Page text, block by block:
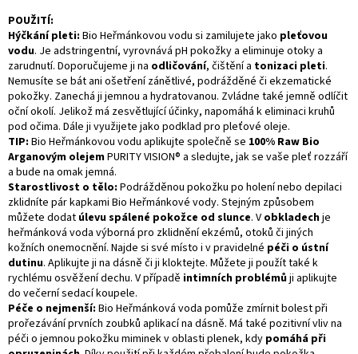
POUŽITÍ:
Hýčkání pleti: Bio Heřmánkovou vodu si zamilujete jako pleťovou
vodu. Je adstringentní, vyrovnává pH pokožky a eliminuje otoky a
zarudnutí. Doporučujeme ji na odličování, čištění a tonizaci pleti.
Nemusíte se bát ani ošetření zánětlivé, podrážděné či ekzematické
pokožky. Zanechá ji jemnou a hydratovanou. Zvládne také jemně odlíčit
oční okolí. Jelikož má zesvětlující účinky, napomáhá k eliminaci kruhů
pod očima. Dále ji využijete jako podklad pro pleťové oleje.
TIP: Bio Heřmánkovou vodu aplikujte společně se 100% Raw Bio
Arganovým olejemPURITY VISION® a sledujte, jak se vaše pleť rozzáří
a bude na omak jemná.
Starostlivost o tělo: Podrážděnou pokožku po holení nebo depilaci
zklidníte pár kapkami Bio Heřmánkové vody. Stejným způsobem
můžete dodat úlevu spálené pokožce od slunce. V obkladechje
heřmánková voda výborná pro zklidnění ekzémů, otoků či jiných
kožních onemocnění. Najde si své místo i v pravidelné péči o ústní
dutinu. Aplikujte ji na dásně či ji kloktejte. Můžete ji použít také k
rychlému osvěžení dechu. V případě intimních problémůji aplikujte
do večerní sedací koupele.
Péče o nejmenší: Bio Heřmánková voda pomůže zmírnit bolest při
prořezávání prvních zoubků aplikací na dásně. Má také pozitivní vliv na
péči o jemnou pokožku miminek v oblasti plenek, kdy pomáhá při